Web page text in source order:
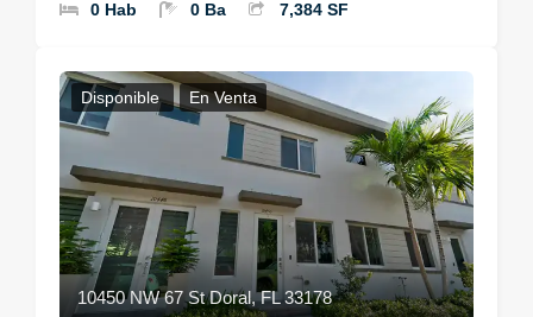
0 Hab 0 Ba 7,384 SF
Disponible En Venta
10450 NW 67 St Doral, FL 33178